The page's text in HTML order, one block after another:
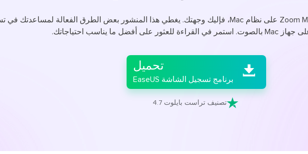

 تحميل
برنامج تسجيل الشاشة EaseUS
تصنيف تراست بايلوت 4.7